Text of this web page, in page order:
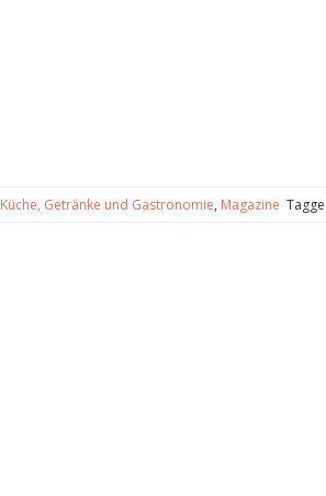
Küche, Getränke und Gastronomie, Magazine